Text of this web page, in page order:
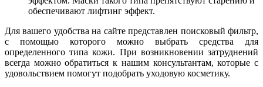
обеспечивают лифтинг эффект.
Для вашего удобства на сайте представлен поисковый фильтр,
с помощью которого можно выбрать средства для
определенного типа кожи. При возникновении затруднений
всегда можно обратиться к нашим консультантам, которые с
удовольствием помогут подобрать уходовую косметику.